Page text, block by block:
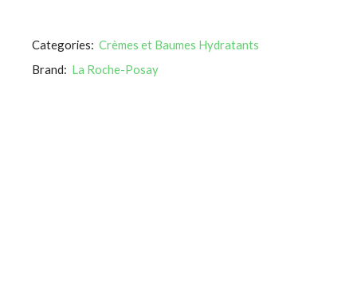
Categories: Crèmes et Baumes Hydratants
Brand: La Roche-Posay